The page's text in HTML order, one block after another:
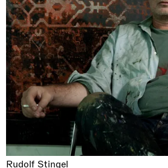
Rudolf Stingel